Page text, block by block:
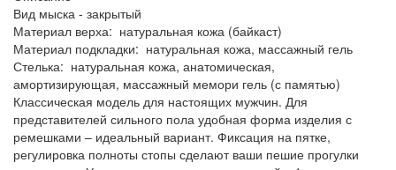
Вид мыска - закрытый
Материал верха: натуральная кожа (байкаст)
Материал подкладки: натуральная кожа, массажный гель
Стелька: натуральная кожа, анатомическая,
амортизирующая, массажный мемори гель (с памятью)
Классическая модель для настоящих мужчин. Для
представителей сильного пола удобная форма изделия с
ремешками – идеальный вариант. Фиксация на пятке,
регулировка полноты стопы сделают ваши пешие прогулки